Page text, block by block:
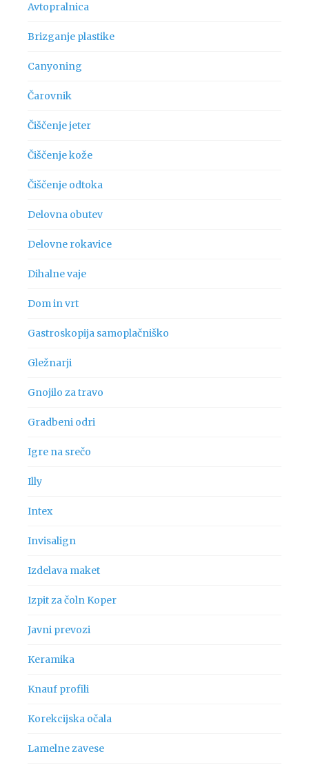
Avtopralnica
Brizganje plastike
Canyoning
Čarovnik
Čiščenje jeter
Čiščenje kože
Čiščenje odtoka
Delovna obutev
Delovne rokavice
Dihalne vaje
Dom in vrt
Gastroskopija samoplačniško
Gležnarji
Gnojilo za travo
Gradbeni odri
Igre na srečo
Illy
Intex
Invisalign
Izdelava maket
Izpit za čoln Koper
Javni prevozi
Keramika
Knauf profili
Korekcijska očala
Lamelne zavese